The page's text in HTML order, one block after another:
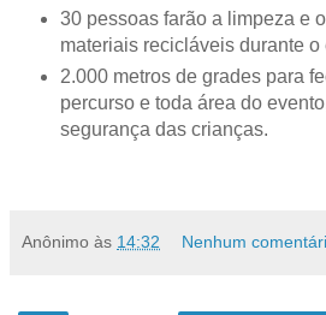
30 pessoas farão a limpeza e
materiais recicláveis durante o
2.000 metros de grades para
percurso e toda área do
segurança das crianças.
Anônimo às 14:32 Nenhum